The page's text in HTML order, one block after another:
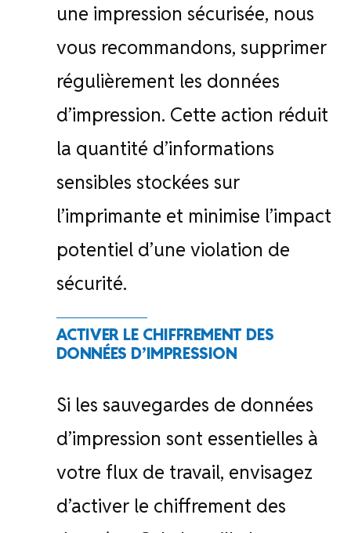
une impression sécurisée, nous
vous recommandons, supprimer
régulièrement les données
d’impression. Cette action réduit
la quantité d’informations
sensibles stockées sur
l’imprimante et minimise l’impact
potentiel d’une violation de
sécurité.
ACTIVER LE CHIFFREMENT DES
DONNÉES D’IMPRESSION
Si les sauvegardes de données
d’impression sont essentielles à
votre flux de travail, envisagez
d’activer le chiffrement des